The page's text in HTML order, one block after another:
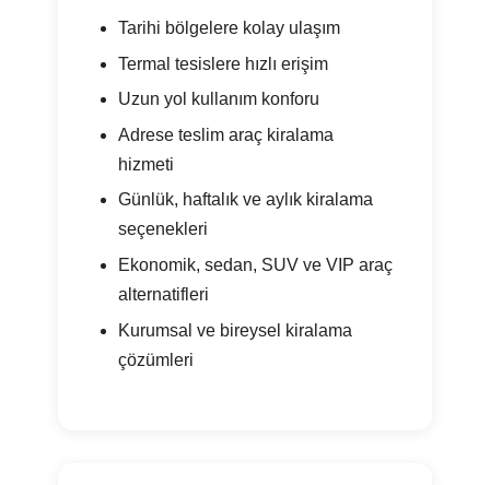
Tarihi bölgelere kolay ulaşım
Termal tesislere hızlı erişim
Uzun yol kullanım konforu
Adrese teslim araç kiralama
hizmeti
Günlük, haftalık ve aylık kiralama
seçenekleri
Ekonomik, sedan, SUV ve VIP araç
alternatifleri
Kurumsal ve bireysel kiralama
çözümleri